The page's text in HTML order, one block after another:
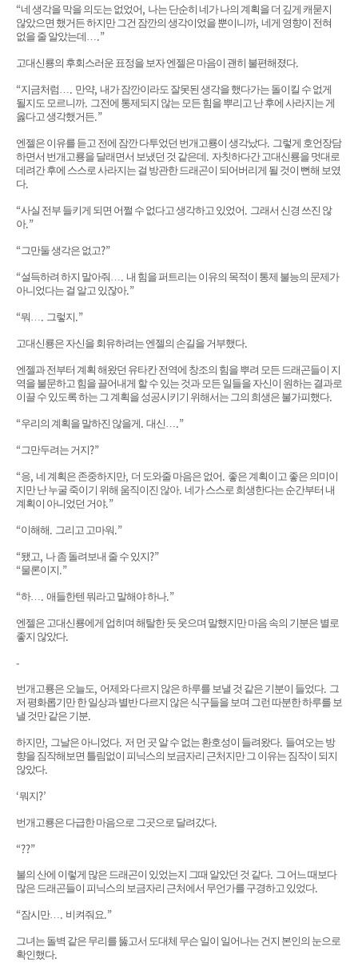
“네 생각을 막을 의도는 없었어, 나는 단순히 네가 나의 계획을 더 깊게 캐묻지
않았으면 했거든 하지만 그건 잠깐의 생각이었을 뿐이니까, 네게 영향이 전혀
없을 줄 알았는데….”
고대신룡의 후회스러운 표정을 보자 엔젤은 마음이 괜히 불편해졌다.
“지금처럼…. 만약, 내가 잠깐이라도 잘못된 생각을 했다가는 돌이킬 수 없게
될지도 모르니까. 그전에 통제되지 않는 모든 힘을 뿌리고 난 후에 사라지는 게
옳다고 생각했거든.”
엔젤은 이유를 듣고 전에 잠깐 다투었던 번개고룡이 생각났다. 그렇게 호언장담
하면서 번개고룡을 달래면서 보냈던 것 같은데. 자칫하다간 고대신룡을 멋대로
데려간 후에 스스로 사라지는 걸 방관한 드래곤이 되어버리게 될 것이 뻔해 보였
다.
“사실 전부 들키게 되면 어쩔 수 없다고 생각하고 있었어. 그래서 신경 쓰진 않
아.”
“그만둘 생각은 없고?”
“설득하려 하지 말아줘…. 내 힘을 퍼트리는 이유의 목적이 통제 불능의 문제가
아니었다는 걸 알고 있잖아.”
“뭐…. 그렇지.”
고대신룡은 자신을 회유하려는 엔젤의 손길을 거부했다.
엔젤과 전부터 계획 해왔던 유타칸 전역에 창조의 힘을 뿌려 모든 드래곤들이 지
역을 불문하고 힘을 끌어내게 할 수 있는 것과 모든 일들을 자신이 원하는 결과로
이끌 수 있도록 하는 그 계획을 성공시키기 위해서는 그의 희생은 불가피했다.
“우리의 계획을 말하진 않을게. 대신….”
“그만두려는 거지?”
“응, 네 계획은 존중하지만, 더 도와줄 마음은 없어. 좋은 계획이고 좋은 의미이
지만 난 누굴 죽이기 위해 움직이진 않아. 네가 스스로 희생한다는 순간부터 내
계획이 아니었던 거야.”
“이해해. 그리고 고마워.”
“됐고, 나 좀 돌려보내 줄 수 있지?”
“물론이지.”
“하…. 애들한텐 뭐라고 말해야 하나.”
엔젤은 고대신룡에게 업히며 해탈한 듯 웃으며 말했지만 마음 속의 기분은 별로
좋지 않았다.
-
번개고룡은 오늘도, 어제와 다르지 않은 하루를 보낼 것 같은 기분이 들었다. 그
저 평화롭기만 한 일상과 별반 다르지 않은 식구들을 보며 그런 따분한 하루를 보
낼 것만 같은 기분.
하지만, 그날은 아니었다. 저 먼 곳 알 수 없는 환호성이 들려왔다. 들여오는 방
향을 짐작해보면 틀림없이 피닉스의 보금자리 근처지만 그 이유는 짐작이 되지
않았다.
‘뭐지?’
번개고룡은 다급한 마음으로 그곳으로 달려갔다.
“??”
불의 산에 이렇게 많은 드래곤이 있었는지 그때 알았던 것 같다. 그 어느 때보다
많은 드래곤들이 피닉스의 보금자리 근처에서 무언가를 구경하고 있었다.
“잠시만…. 비켜줘요.”
그녀는 돌벽 같은 무리를 뚫고서 도대체 무슨 일이 일어나는 건지 본인의 눈으로
확인했다.